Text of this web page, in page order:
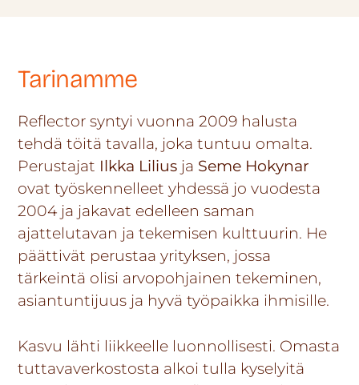
Tarinamme
Reflector syntyi vuonna 2009 halusta
tehdä töitä tavalla, joka tuntuu omalta.
Perustajat Ilkka Lilius ja Seme Hokynar
ovat työskennelleet yhdessä jo vuodesta
2004 ja jakavat edelleen saman
ajattelutavan ja tekemisen kulttuurin. He
päättivät perustaa yrityksen, jossa
tärkeintä olisi arvopohjainen tekeminen,
asiantuntijuus ja hyvä työpaikka ihmisille.
Kasvu lähti liikkeelle luonnollisesti. Omasta
tuttavaverkostosta alkoi tulla kyselyitä